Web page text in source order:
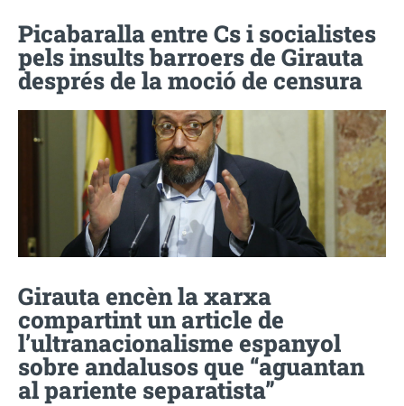
Picabaralla entre Cs i socialistes
pels insults barroers de Girauta
després de la moció de censura
Girauta encèn la xarxa
compartint un article de
l’ultranacionalisme espanyol
sobre andalusos que “aguantan
al pariente separatista”